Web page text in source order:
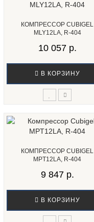
КОМПРЕССОР CUBIGEL
MLY12LA, R-404
10 057 р.
В КОРЗИНУ
КОМПРЕССОР CUBIGEL
MPT12LA, R-404
9 847 р.
В КОРЗИНУ